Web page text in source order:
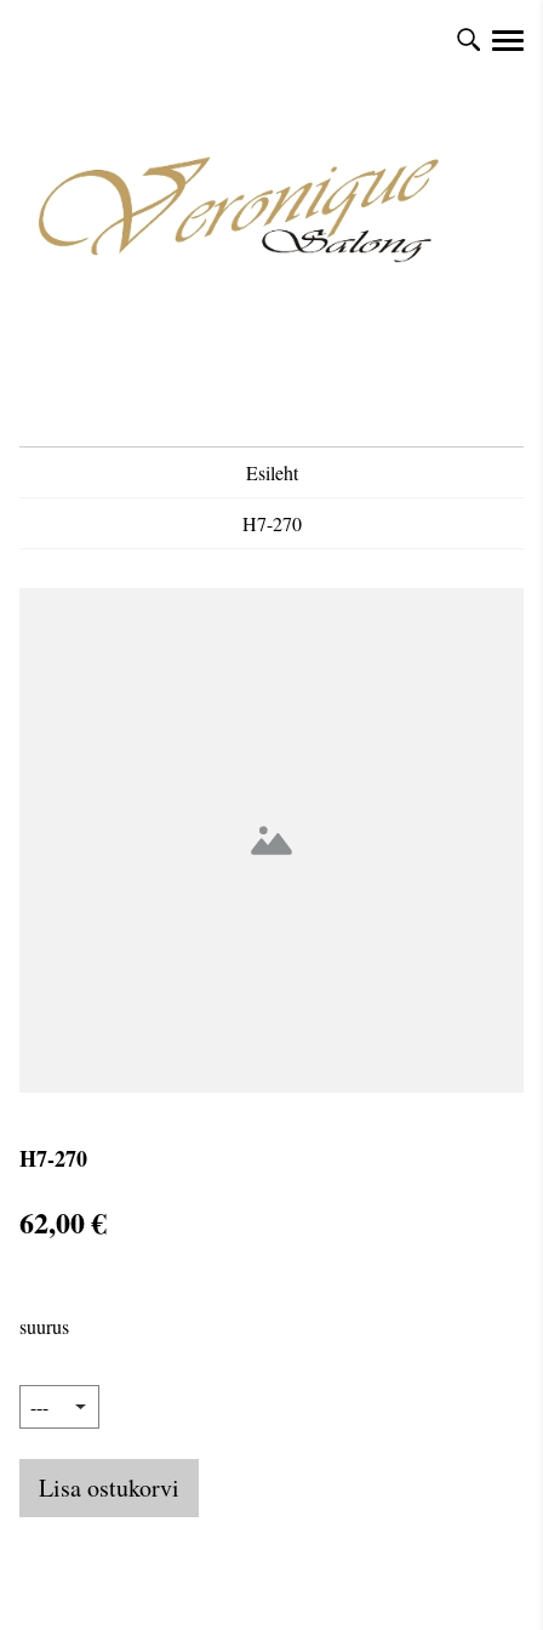
Esileht
H7-270
H7-270
62,00 €
suurus
Lisa ostukorvi